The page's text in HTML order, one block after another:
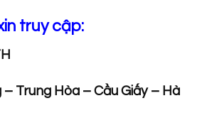
truy cập:
Trung Hòa – Cầu Giấy – Hà